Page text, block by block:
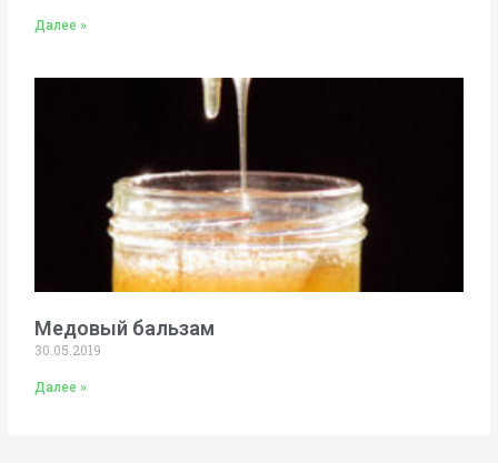
Далее »
Медовый бальзам
30.05.2019
Далее »